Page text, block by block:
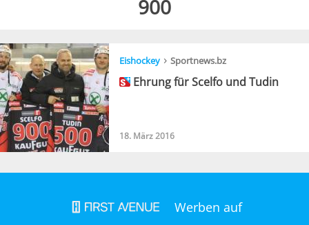
900
Eishockey › Sportnews.bz
Ehrung für Scelfo und Tudin
18. März 2016
Werben auf